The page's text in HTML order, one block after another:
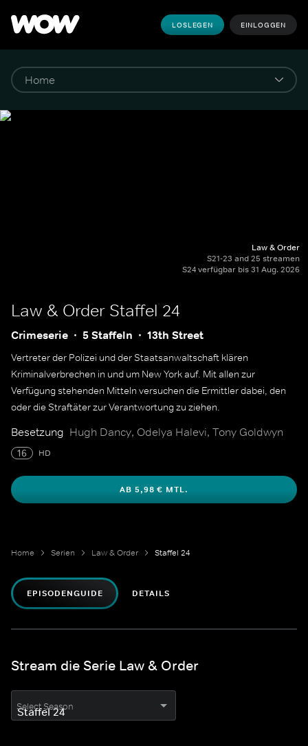
LOSLEGEN EINLOGGEN
Law & Order
S21-23 and 25 streamen
S24 verfügbar bis 31 Aug. 2026
Law & Order Staffel 24
Crimeserie 5 Staffeln 13th Street
Vertreter der Polizei und der Staatsanwaltschaft klären
Kriminalverbrechen in und um New York auf. Mit allen zur
Verfügung stehenden Mitteln versuchen die Ermittler dabei, den
oder die Straftäter zur Verantwortung zu ziehen.
Besetzung Hugh Dancy, Odelya Halevi, Tony Goldwyn
16 HD
AB 5,98 € MTL.
Home Serien Law & Order Staffel 24
EPISODENGUIDE DETAILS
Stream die Serie Law & Order
Select Season